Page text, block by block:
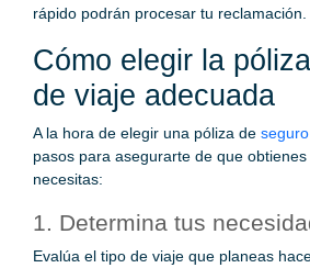
rápido podrán procesar tu reclamación.
Cómo elegir la
de viaje adecuada
A la hora de elegir una póliza de
pasos para asegurarte de que
necesitas:
1. Determina tus
Evalúa el tipo de viaje que planeas